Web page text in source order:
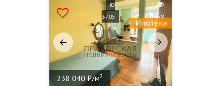
ID
3705
1658
238 040 ₽/м2